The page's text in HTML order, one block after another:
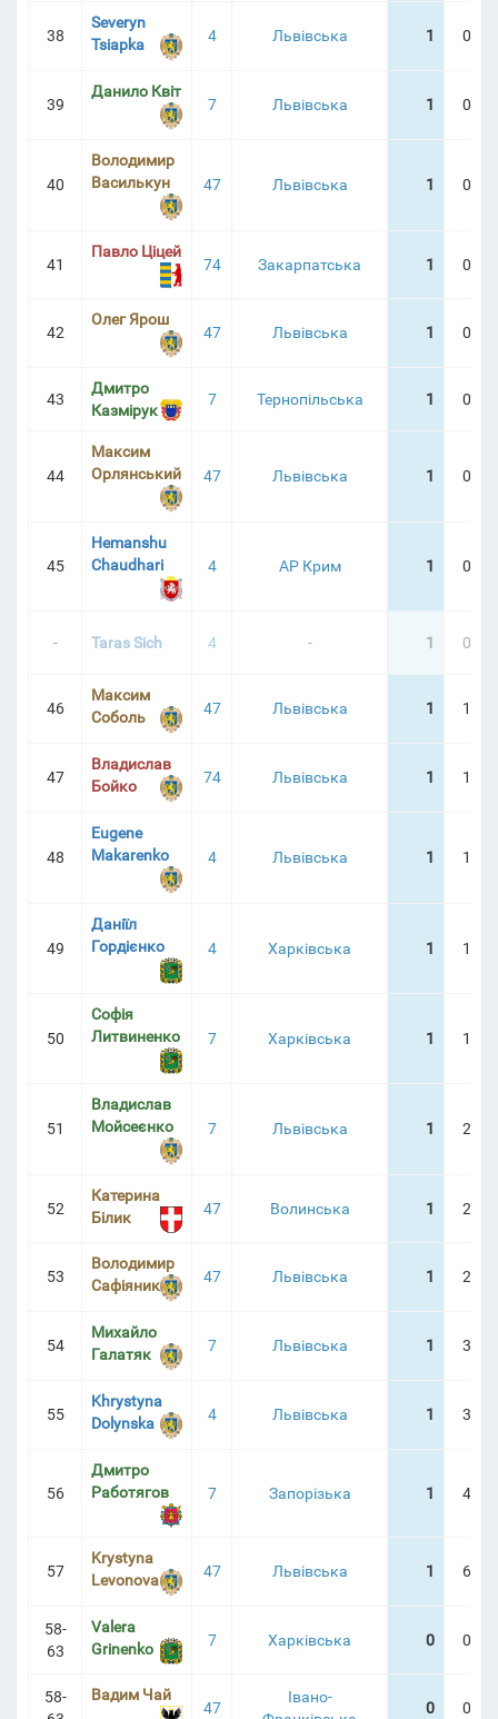
38
Severyn
Tsiapka
4 Львівська 1
39
Данило Квіт
7 Львівська 1
40
Володимир
Василькун
47 Львівська 1
41
Павло Ціцей
74 Закарпатська 1
42
Олег Ярош
47 Львівська 1
43
Дмитро
Казмірук
7 Тернопільська 1
44
Максим
Орлянський
47 Львівська 1
45
Hemanshu
Chaudhari
4 АР Крим 1
- Taras Sich 4 - 1
46
Максим
Соболь
47 Львівська 1
47
Владислав
Бойко
74 Львівська 1
48
Eugene
Makarenko
4 Львівська 1
49
Даніїл
Гордієнко
4 Харківська 1
50
Софія
Литвиненко
7 Харківська 1
51
Владислав
Мойсеєнко
7 Львівська 1
52
Катерина
Білик
47 Волинська 1
53
Володимир
Сафіяник
47 Львівська 1
54
Михайло
Галатяк
7 Львівська 1
55
Khrystyna
Dolynska
4 Львівська 1
56
Дмитро
Работягов
7 Запорізька 1
57
Krystyna
Levonova
47 Львівська 1
58-
63
Valera
Grinenko
7 Харківська 0
58-
Вадим Чай
47
Івано-
0